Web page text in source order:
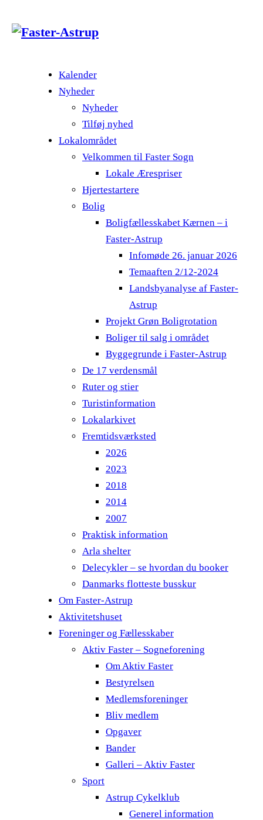
Kalender
Nyheder
Nyheder
Tilføj nyhed
Lokalområdet
Velkommen til Faster Sogn
Lokale Ærespriser
Hjertestartere
Bolig
Boligfællesskabet Kærnen – i
Faster-Astrup
Infomøde 26. januar 2026
Temaaften 2/12-2024
Landsbyanalyse af Faster-
Astrup
Projekt Grøn Boligrotation
Boliger til salg i området
Byggegrunde i Faster-Astrup
De 17 verdensmål
Ruter og stier
Turistinformation
Lokalarkivet
Fremtidsværksted
2026
2023
2018
2014
2007
Praktisk information
Arla shelter
Delecykler – se hvordan du booker
Danmarks flotteste busskur
Om Faster-Astrup
Aktivitetshuset
Foreninger og Fællesskaber
Aktiv Faster – Sogneforening
Om Aktiv Faster
Bestyrelsen
Medlemsforeninger
Bliv medlem
Opgaver
Bander
Galleri – Aktiv Faster
Sport
Astrup Cykelklub
Generel information